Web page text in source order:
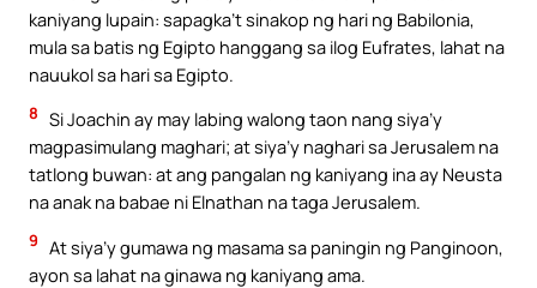
kaniyang lupain: sapagka’t sinakop ng hari ng Babilonia,
mula sa batis ng Egipto hanggang sa ilog Eufrates, lahat na
nauukol sa hari sa Egipto.
8 Si Joachin ay may labing walong taon nang siya’y
magpasimulang maghari; at siya’y naghari sa Jerusalem na
tatlong buwan: at ang pangalan ng kaniyang ina ay Neusta
na anak na babae ni Elnathan na taga Jerusalem.
9 At siya’y gumawa ng masama sa paningin ng Panginoon,
ayon sa lahat na ginawa ng kaniyang ama.